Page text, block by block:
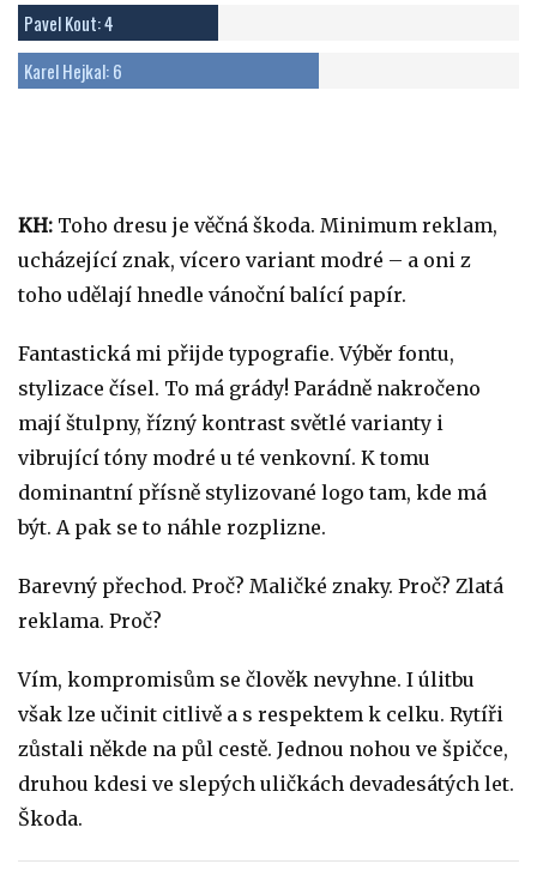
Pavel Kout: 4
Karel Hejkal: 6
KH: Toho dresu je věčná škoda. Minimum reklam,
ucházející znak, vícero variant modré – a oni z
toho udělají hnedle vánoční balící papír.
Fantastická mi přijde typografie. Výběr fontu,
stylizace čísel. To má grády! Parádně nakročeno
mají štulpny, řízný kontrast světlé varianty i
vibrující tóny modré u té venkovní. K tomu
dominantní přísně stylizované logo tam, kde má
být. A pak se to náhle rozplizne.
Barevný přechod. Proč? Maličké znaky. Proč? Zlatá
reklama. Proč?
Vím, kompromisům se člověk nevyhne. I úlitbu
však lze učinit citlivě a s respektem k celku. Rytíři
zůstali někde na půl cestě. Jednou nohou ve špičce,
druhou kdesi ve slepých uličkách devadesátých let.
Škoda.